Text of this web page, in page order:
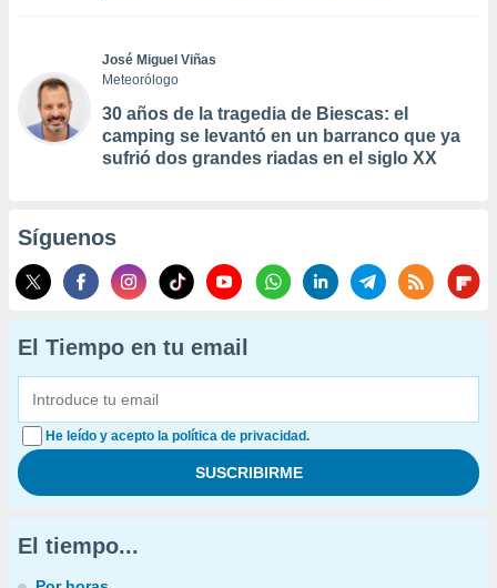
José Miguel Viñas
Meteorólogo
30 años de la tragedia de Biescas: el
camping se levantó en un barranco que ya
sufrió dos grandes riadas en el siglo XX
Síguenos
El Tiempo en tu email
He leído y acepto la política de privacidad.
El tiempo...